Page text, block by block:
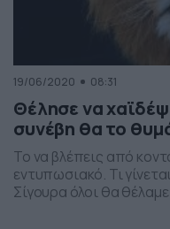
19/06/2020 08:31
Θέλησε να
συνέβη θα το
Το να βλέπεις από
εντυπωσιακό. Τι
Σίγουρα όλοι θα